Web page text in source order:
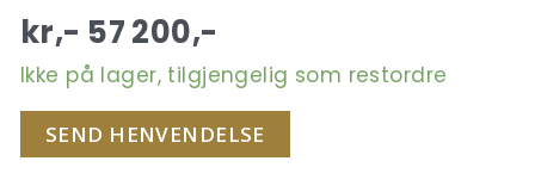
kr,- 57 200,-
Ikke på lager, tilgjengelig som restordre
SEND HENVENDELSE